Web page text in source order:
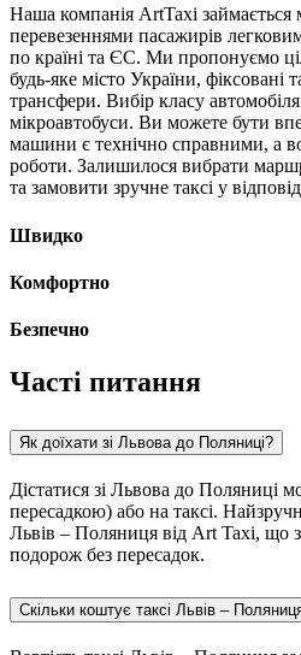
Наша компанія ArtTaxi займається
перевезеннями пасажирів
по країні та ЄС. Ми пропонуємо
будь-яке місто України, фіксовані
трансфери. Вибір класу
мікроавтобуси. Ви можете бути
машини є технічно справними, а
роботи. Залишилося вибрати
та замовити зручне таксі у
Швидко
Комфортно
Безпечно
Часті питання
Як доїхати зі Львова до Поляниці?
Дістатися зі Львова до Поляниці
пересадкою) або на таксі.
Львів – Поляниця від Art Taxi, що
подорож без пересадок.
Скільки коштує таксі Львів –